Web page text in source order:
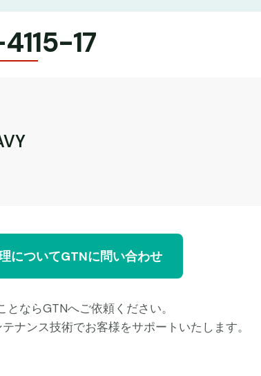
17
についてGTNに問い合わせ
とならGTNへご依頼ください。
ナンス技術でお客様をサポートいたします。